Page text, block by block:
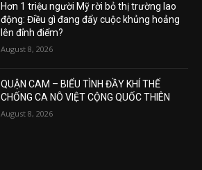
Hơn 1 triệu người Mỹ rời bỏ thị trường lao
động: Điều gì đang đẩy cuộc khủng hoảng
lên đỉnh điểm?
August 8, 2026
QUẬN CAM – BIỂU TÌNH ĐẦY KHÍ THẾ
CHỐNG CA NÔ VIỆT CỘNG QUỐC THIÊN
August 8, 2026